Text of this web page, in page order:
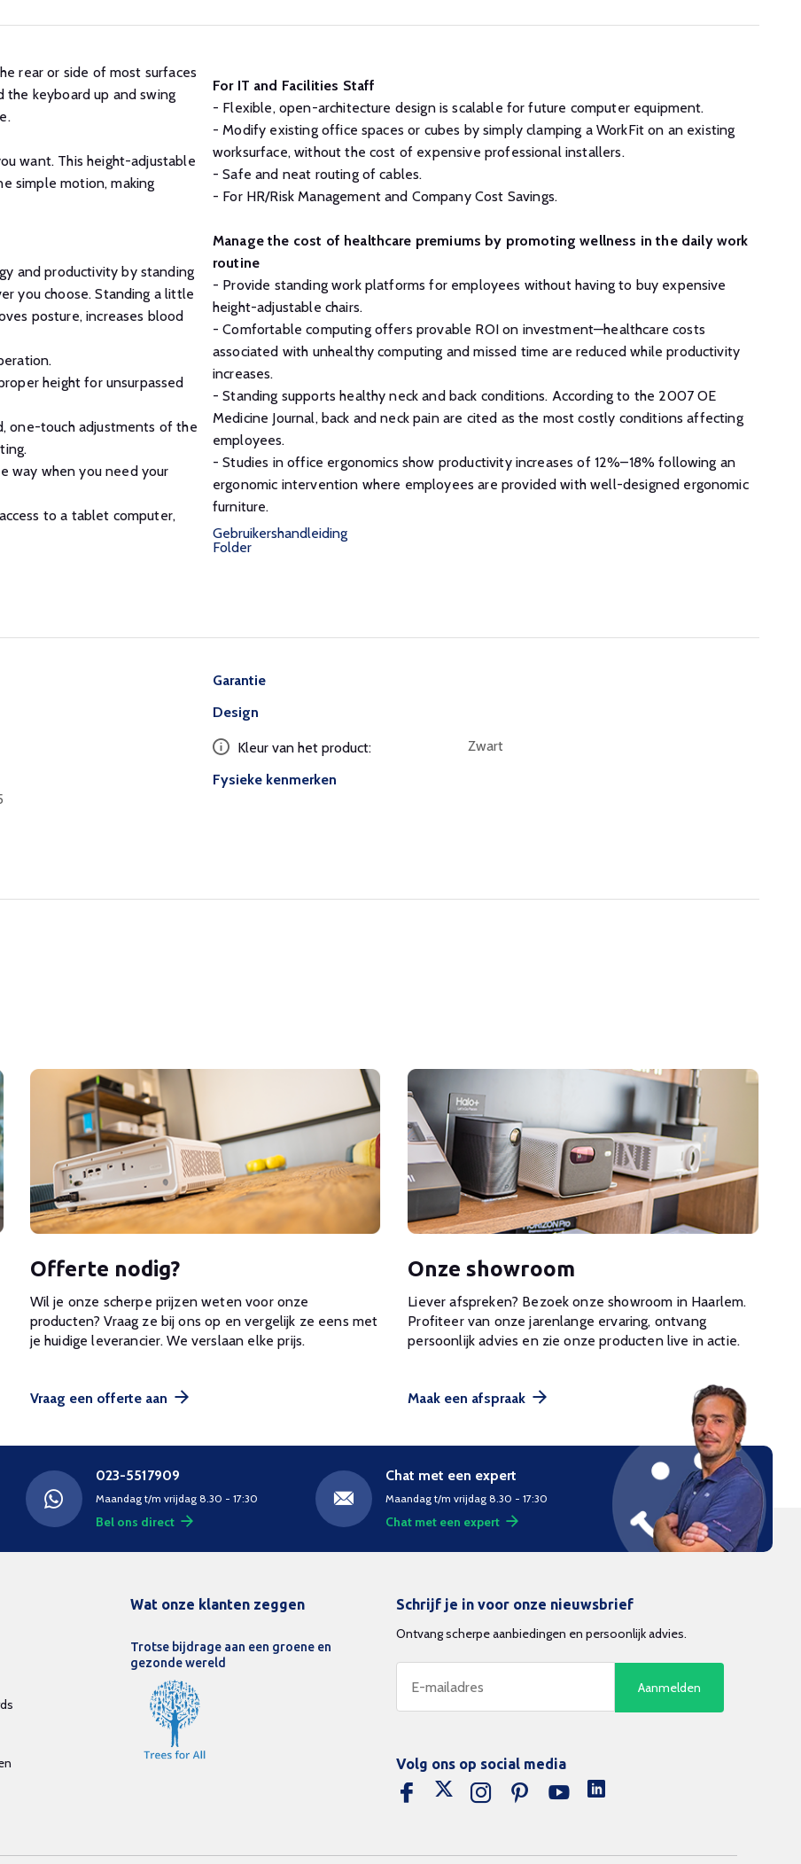
rear or side of most surfaces
keyboard up and swing
want. This height-adjustable
simple motion, making
and productivity by standing
you choose. Standing a little
posture, increases blood
height for unsurpassed
one-touch adjustments of the
way when you need your
to a tablet computer,
For IT and Facilities Staff
- Flexible, open-architecture design is scalable for future computer equipment.
- Modify existing office spaces or cubes by simply clamping a WorkFit on an existing
worksurface, without the cost of expensive professional installers.
- Safe and neat routing of cables.
- For HR/Risk Management and Company Cost Savings.
Manage the cost of healthcare premiums by promoting wellness in the daily work
routine
- Provide standing work platforms for employees without having to buy expensive
height-adjustable chairs.
- Comfortable computing offers provable ROI on investment—healthcare costs
associated with unhealthy computing and missed time are reduced while productivity
increases.
- Standing supports healthy neck and back conditions. According to the 2007 OE
Medicine Journal, back and neck pain are cited as the most costly conditions affecting
employees.
- Studies in office ergonomics show productivity increases of 12%–18% following an
ergonomic intervention where employees are provided with well-designed ergonomic
furniture.
Gebruikershandleiding
Folder
Garantie
Design
Kleur van het product:
Zwart
Fysieke kenmerken
Offerte nodig?
Wil je onze scherpe prijzen weten voor onze
producten? Vraag ze bij ons op en vergelijk ze eens met
je huidige leverancier. We verslaan elke prijs.
Vraag een offerte aan
Onze showroom
Liever afspreken? Bezoek onze showroom in Haarlem.
Profiteer van onze jarenlange ervaring, ontvang
persoonlijk advies en zie onze producten live in actie.
Maak een afspraak
023-5517909
Maandag t/m vrijdag 8.30 - 17:30
Bel ons direct
Chat met een expert
Maandag t/m vrijdag 8.30 - 17:30
Chat met een expert
Wat onze klanten zeggen
Trotse bijdrage aan een groene en
gezonde wereld
Schrijf je in voor onze nieuwsbrief
Ontvang scherpe aanbiedingen en persoonlijk advies.
Aanmelden
Volg ons op social media